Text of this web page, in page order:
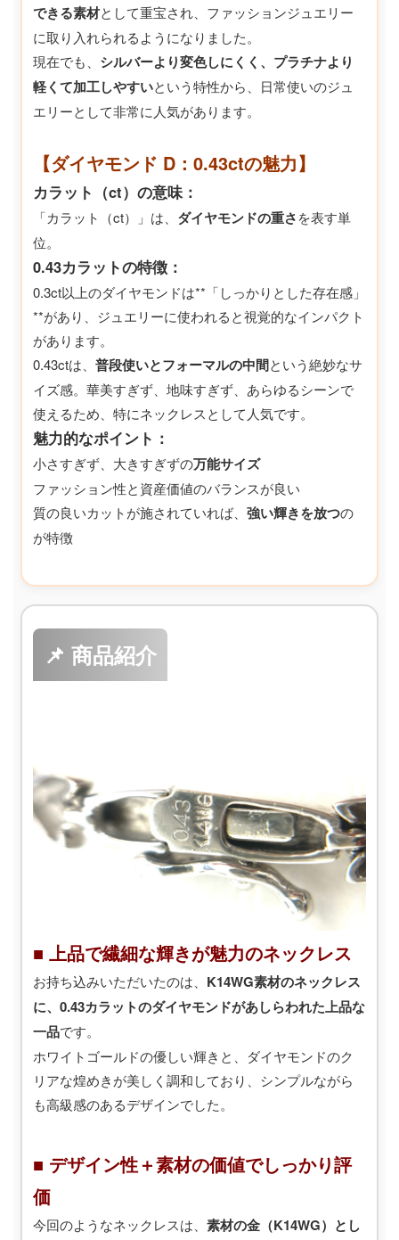
できる素材として重宝され、ファッションジュエリー
に取り入れられるようになりました。
現在でも、 シルバーより変色しにくく、プラチナより
軽くて加工しやすいという特性から、日常使いのジュ
エリーとして非常に人気があります。
【ダイヤモンド D：0.43ctの魅力】
カラット（ct）の意味：
「カラット（ct）」は、 ダイヤモンドの重さを表す単
位。
0.43カラットの特徴：
0.3ct以上のダイヤモンドは**「しっかりとした存在感」
**があり、ジュエリーに使われると視覚的なインパクト
があります。
0.43ctは、 普段使いとフォーマルの中間という絶妙なサ
イズ感。華美すぎず、地味すぎず、あらゆるシーンで
使えるため、特にネックレスとして人気です。
魅力的なポイント：
小さすぎず、大きすぎずの万能サイズ
ファッション性と資産価値のバランスが良い
質の良いカットが施されていれば、 強い輝きを放つの
が特徴
📌 商品紹介
■ 上品で繊細な輝きが魅力のネックレス
お持ち込みいただいたのは、 K14WG素材のネックレス
に、0.43カラットのダイヤモンドがあしらわれた上品な
一品です。
ホワイトゴールドの優しい輝きと、ダイヤモンドのク
リアな煌めきが美しく調和しており、シンプルながら
も高級感のあるデザインでした。
■ デザイン性＋素材の価値でしっかり評
価
今回のようなネックレスは、 素材の金（K14WG）とし